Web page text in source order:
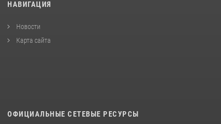
НАВИГАЦИЯ
Новости
Карта сайта
ОФИЦИАЛЬНЫЕ СЕТЕВЫЕ РЕСУРСЫ